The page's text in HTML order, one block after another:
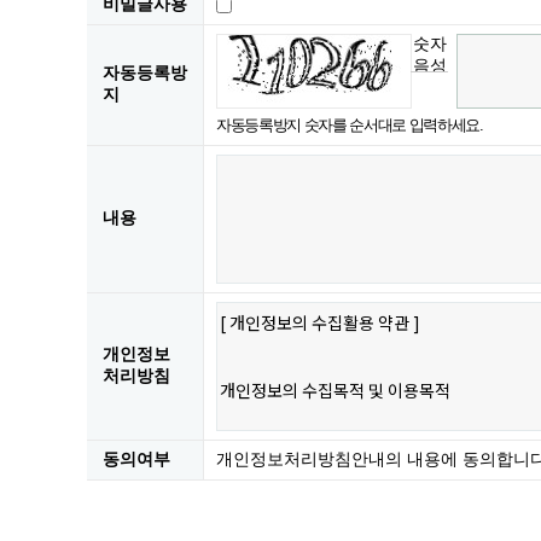
자동등록방
지
숫자
음성
자동등록방지 숫자를 순서대로 입력하세요.
내용
개인정보
처리방침
동의여부 개인정보처리방침안내의 내용에 동의합니